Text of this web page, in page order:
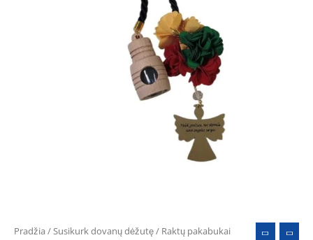
Pradžia / Susikurk dovanų dėžutę/ Raktų pakabukai